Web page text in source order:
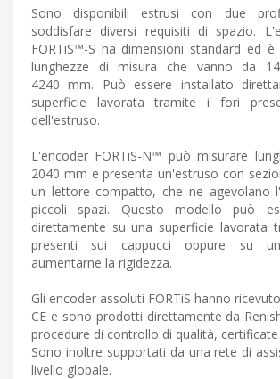
Sono disponibili estrusi con due
soddisfare diversi requisiti di spazio.
FORTiS™-S ha dimensioni standard ed è
lunghezze di misura che vanno da
4240 mm. Può essere installato
superficie lavorata tramite i fori
dell'estruso.
L'encoder FORTiS-N™ può misurare
2040 mm e presenta un'estruso con
un lettore compatto, che ne agevolano
piccoli spazi. Questo modello può
direttamente su una superficie lavorata
presenti sui cappucci oppure su
aumentarne la rigidezza.
Gli encoder assoluti FORTiS hanno
CE e sono prodotti direttamente da
procedure di controllo di qualità, certificate
Sono inoltre supportati da una rete di
livello globale.